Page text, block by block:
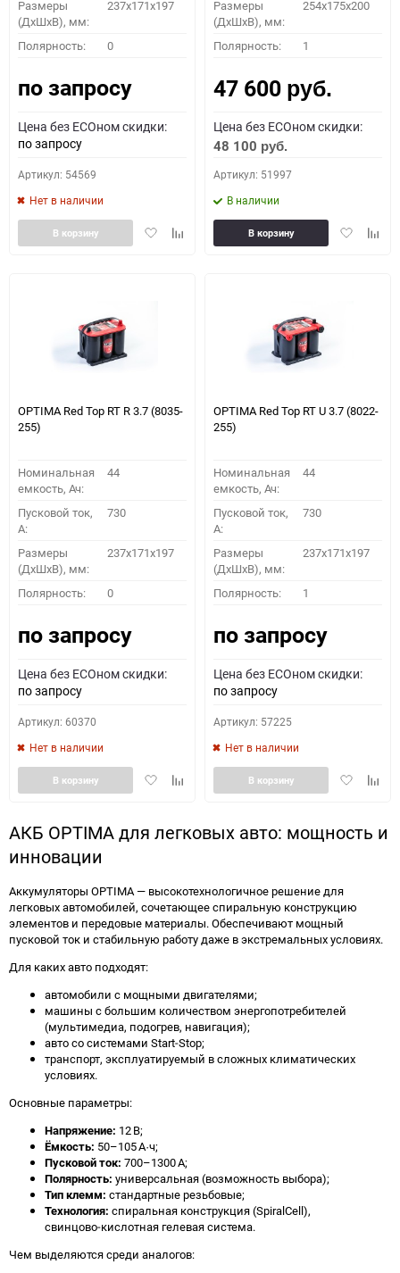
Размеры
(ДхШхВ), мм:
237x171x197
Полярность: 0
по запросу
Цена без ECOном скидки:
по запросу
Артикул: 54569
Нет в наличии
ДобавитьДобавить
В корзину
Размеры
(ДхШхВ), мм:
254x175x200
Полярность: 1
47 600 руб.
Цена без ECOном скидки:
48 100 руб.
Артикул: 51997
В наличии
Добавить
В корзину
OPTIMA Red Top RT R 3.7 (8035-
255)
Номинальная
емкость, Ач:
44
Пусковой ток,
A:
730
Размеры
(ДхШхВ), мм:
237x171x197
Полярность: 0
по запросу
Цена без ECOном скидки:
по запросу
Артикул: 60370
Нет в наличии
ДобавитьДобавить
В корзину
OPTIMA Red Top RT U 3.7 (8022-
255)
Номинальная
емкость, Ач:
44
Пусковой ток,
A:
730
Размеры
(ДхШхВ), мм:
237x171x197
Полярность: 1
по запросу
Цена без ECOном скидки:
по запросу
Артикул: 57225
Нет в наличии
Добавить
В корзину
АКБ OPTIMA для легковых авто: мощность и
инновации
Аккумуляторы OPTIMA — высокотехнологичное решение для
легковых автомобилей, сочетающее спиральную конструкцию
элементов и передовые материалы. Обеспечивают мощный
пусковой ток и стабильную работу даже в экстремальных условиях.
Для каких авто подходят:
автомобили с мощными двигателями;
машины с большим количеством энергопотребителей
(мультимедиа, подогрев, навигация);
авто со системами Start‑Stop;
транспорт, эксплуатируемый в сложных климатических
условиях.
Основные параметры:
Напряжение: 12 В;
Ёмкость: 50–105 А·ч;
Пусковой ток: 700–1300 А;
Полярность: универсальная (возможность выбора);
Тип клемм: стандартные резьбовые;
Технология: спиральная конструкция (SpiralCell),
свинцово‑кислотная гелевая система.
Чем выделяются среди аналогов: